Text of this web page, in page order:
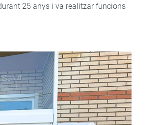
25 anys i va realitzar funcions